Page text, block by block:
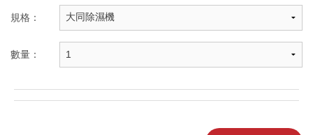
規格：
數量：